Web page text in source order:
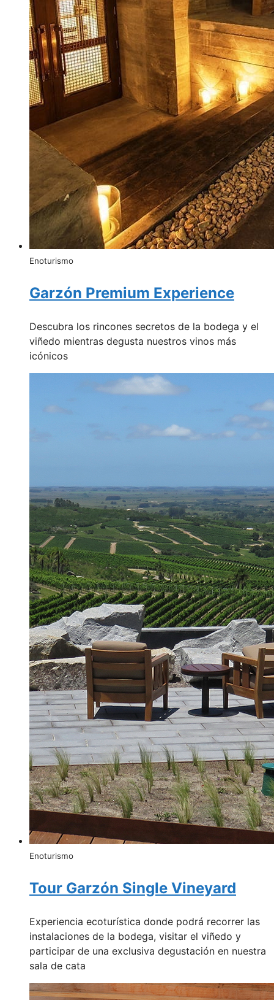
Enoturismo
Garzón Premium Experience
Descubra los rincones secretos de la bodega y el
viñedo mientras degusta nuestros vinos más
icónicos
Enoturismo
Tour Garzón Single Vineyard
Experiencia ecoturística donde podrá recorrer las
instalaciones de la bodega, visitar el viñedo y
participar de una exclusiva degustación en nuestra
sala de cata